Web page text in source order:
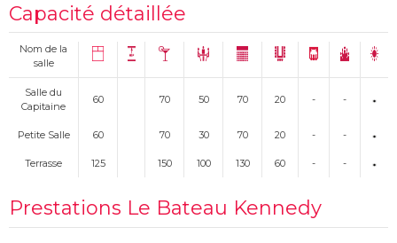
Capacité détaillée
Nom de la
salle
Salle du
Capitaine
60 70 50 70 20 - -
Petite Salle 60 70 30 70 20 - -
Terrasse 125 150 100 130 60 - -
Prestations Le Bateau Kennedy